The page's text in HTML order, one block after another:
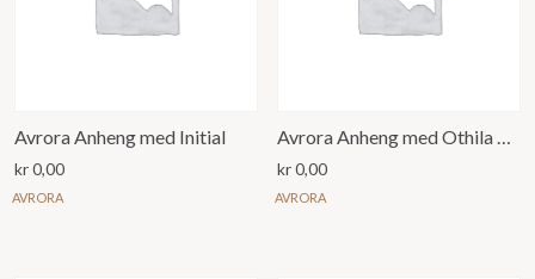
Avrora Anheng med Initial
kr0,00
AVRORA
Avrora Anheng med Othila Rune
kr0,00
AVRORA